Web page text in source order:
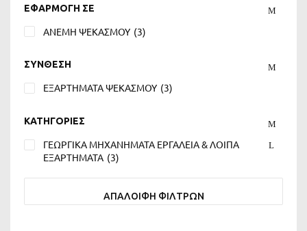
ΕΦΑΡΜΟΓΗ ΣΕ
ΑΝΕΜΗ ΨΕΚΑΣΜΟΥ (3)
ΣΥΝΘΕΣΗ
ΕΞΑΡΤΗΜΑΤΑ ΨΕΚΑΣΜΟΥ (3)
ΚΑΤΗΓΟΡΙΕΣ
ΓΕΩΡΓΙΚΑ ΜΗΧΑΝΗΜΑΤΑ ΕΡΓΑΛΕΙΑ & ΛΟΙΠΑ
ΕΞΑΡΤΗΜΑΤΑ (3)
ΑΠΑΛΟΙΦΗ ΦΙΛΤΡΩΝ